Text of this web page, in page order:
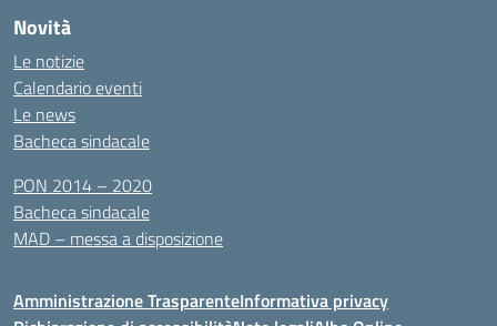
Novità
Le notizie
Calendario eventi
Le news
Bacheca sindacale
PON 2014 – 2020
Bacheca sindacale
MAD – messa a disposizione
Amministrazione TrasparenteInformativa privacy